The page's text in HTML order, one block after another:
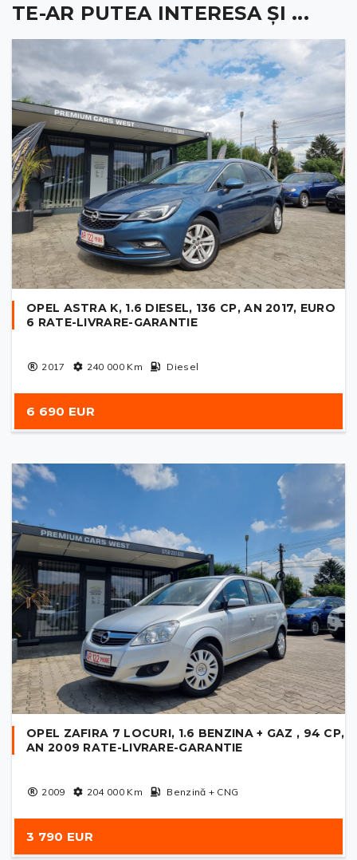
TE-AR PUTEA INTERESA ȘI ...
OPEL ASTRA K, 1.6 DIESEL, 136 CP, AN 2017, EURO
6 RATE-LIVRARE-GARANTIE
2017 240 000Km Diesel
6 690 EUR
OPEL ZAFIRA 7 LOCURI, 1.6 BENZINA + GAZ , 94 CP,
AN 2009 RATE-LIVRARE-GARANTIE
2009 204 000Km Benzină + CNG
3 790 EUR